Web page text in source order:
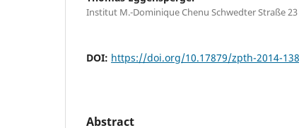
Institut M.-Dominique Chenu Schwedter Straße 23
DOI: https://doi.org/10.17879/zpth-2014-
Abstract